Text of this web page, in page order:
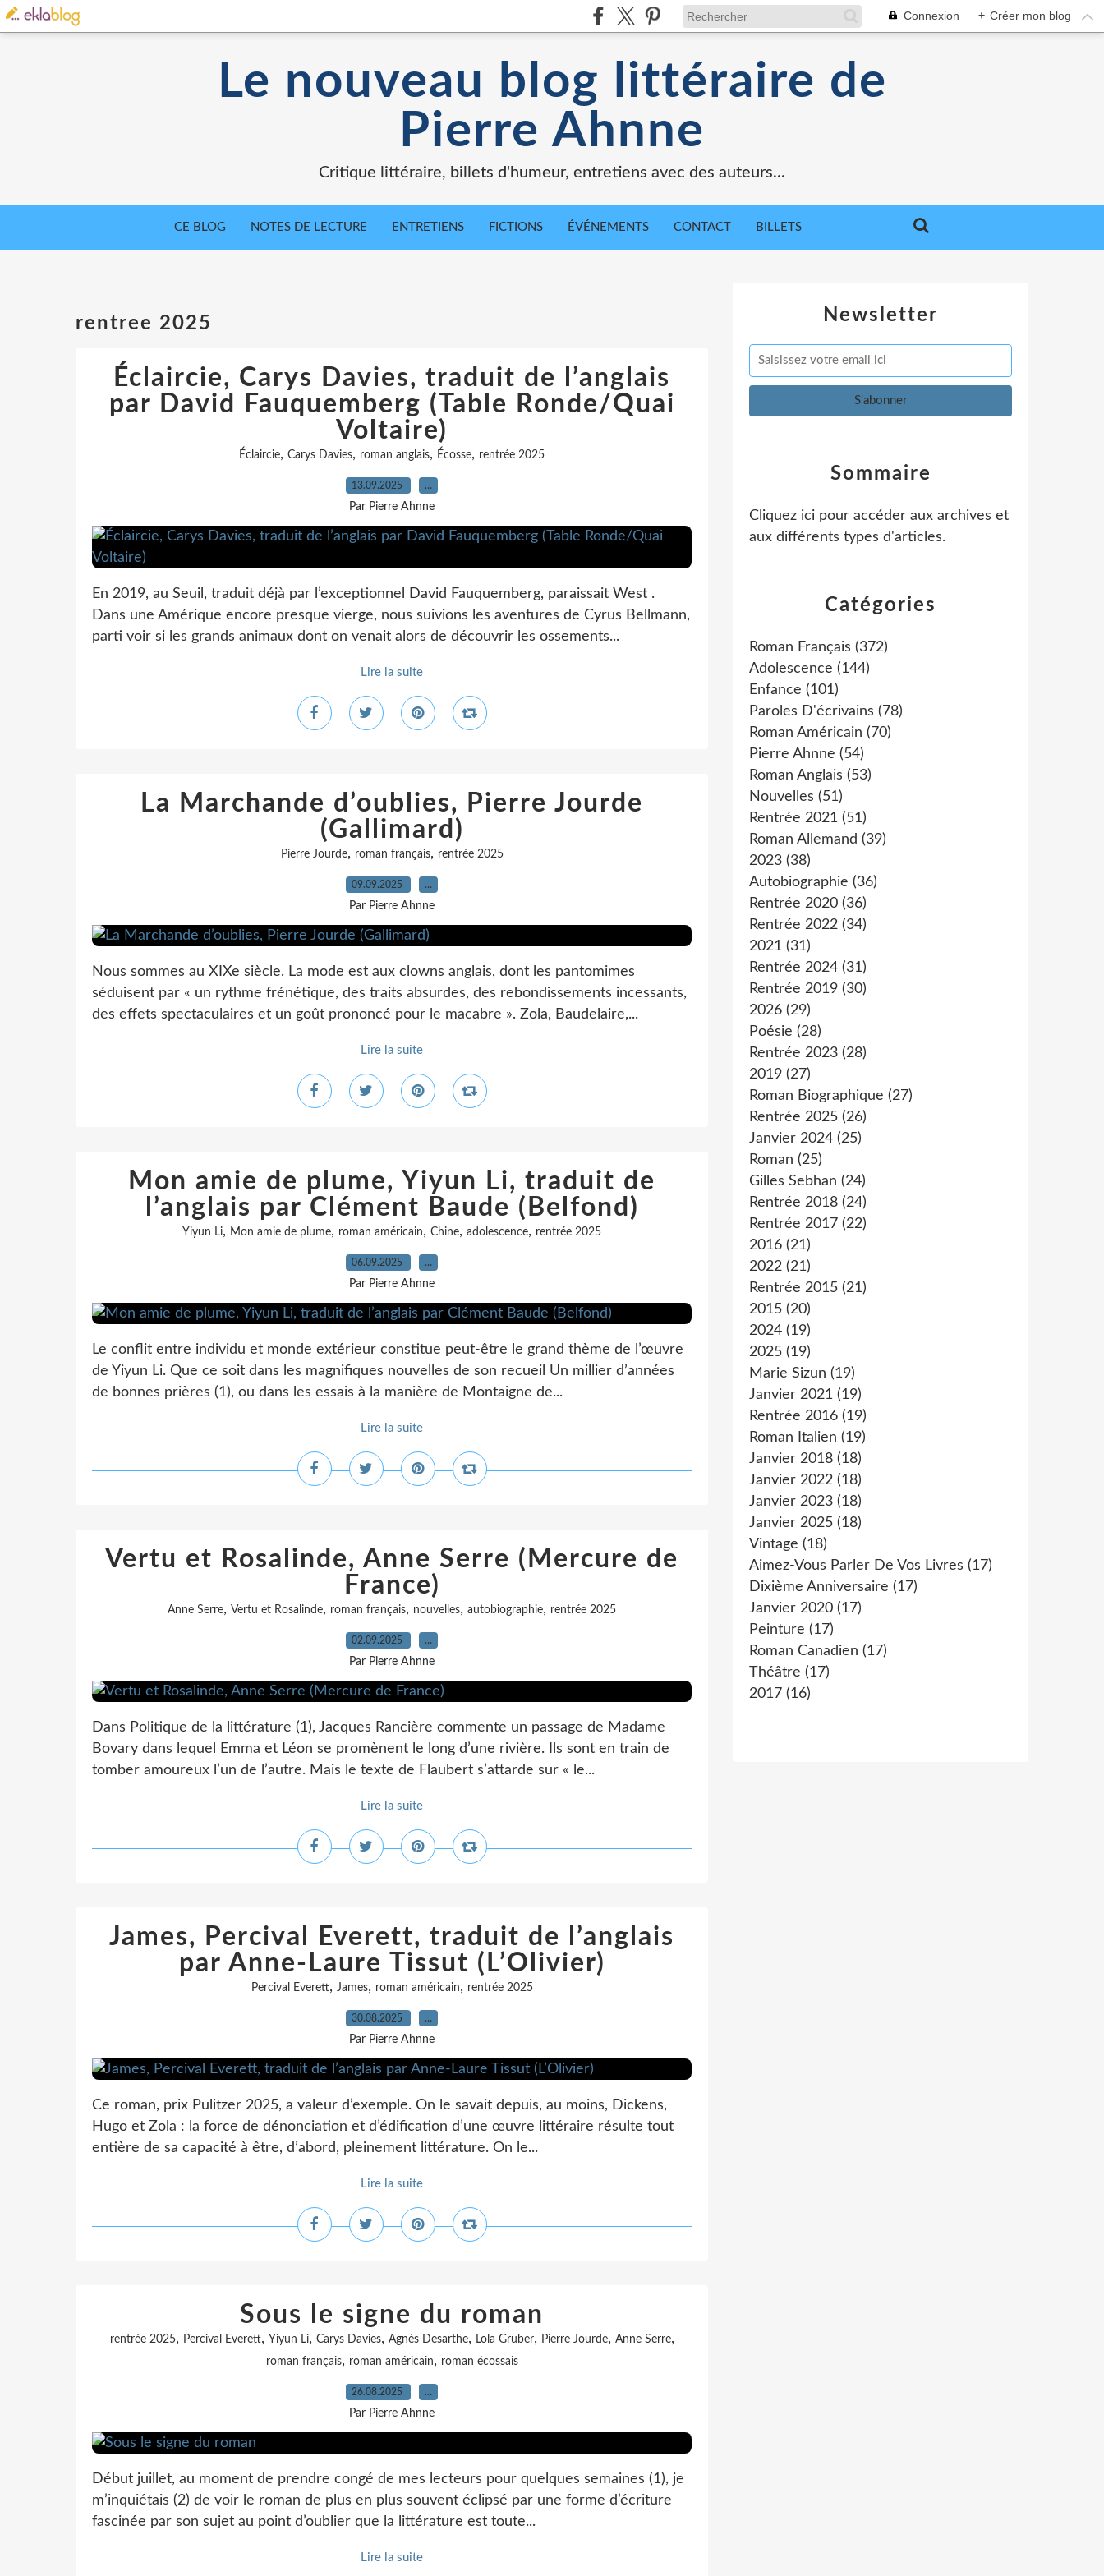
Connexion + Créer mon blog
Le nouveau blog littéraire de
Pierre Ahnne
Critique littéraire, billets d'humeur, entretiens avec des auteurs...
CE BLOG NOTES DE LECTURE ENTRETIENS FICTIONS ÉVÉNEMENTS CONTACT BILLETS
rentree 2025
Éclaircie, Carys Davies, traduit de l’anglais
par David Fauquemberg (Table Ronde/Quai
Voltaire)
Éclaircie, Carys Davies, roman anglais, Écosse, rentrée 2025
13.09.2025 …
Par Pierre Ahnne
En 2019, au Seuil, traduit déjà par l’exceptionnel David Fauquemberg, paraissait West .
Dans une Amérique encore presque vierge, nous suivions les aventures de Cyrus Bellmann,
parti voir si les grands animaux dont on venait alors de découvrir les ossements...
Lire la suite
La Marchande d’oublies, Pierre Jourde
(Gallimard)
Pierre Jourde, roman français, rentrée 2025
09.09.2025 …
Par Pierre Ahnne
Nous sommes au XIXe siècle. La mode est aux clowns anglais, dont les pantomimes
séduisent par « un rythme frénétique, des traits absurdes, des rebondissements incessants,
des effets spectaculaires et un goût prononcé pour le macabre ». Zola, Baudelaire,...
Lire la suite
Mon amie de plume, Yiyun Li, traduit de
l’anglais par Clément Baude (Belfond)
Yiyun Li, Mon amie de plume, roman américain, Chine, adolescence, rentrée 2025
06.09.2025 …
Par Pierre Ahnne
Le conflit entre individu et monde extérieur constitue peut-être le grand thème de l’œuvre
de Yiyun Li. Que ce soit dans les magnifiques nouvelles de son recueil Un millier d’années
de bonnes prières (1), ou dans les essais à la manière de Montaigne de...
Lire la suite
Vertu et Rosalinde, Anne Serre (Mercure de
France)
Anne Serre, Vertu et Rosalinde, roman français, nouvelles, autobiographie, rentrée 2025
02.09.2025 …
Par Pierre Ahnne
Dans Politique de la littérature (1), Jacques Rancière commente un passage de Madame
Bovary dans lequel Emma et Léon se promènent le long d’une rivière. Ils sont en train de
tomber amoureux l’un de l’autre. Mais le texte de Flaubert s’attarde sur « le...
Lire la suite
James, Percival Everett, traduit de l’anglais
par Anne-Laure Tissut (L’Olivier)
Percival Everett, James, roman américain, rentrée 2025
30.08.2025 …
Par Pierre Ahnne
Ce roman, prix Pulitzer 2025, a valeur d’exemple. On le savait depuis, au moins, Dickens,
Hugo et Zola : la force de dénonciation et d’édification d’une œuvre littéraire résulte tout
entière de sa capacité à être, d’abord, pleinement littérature. On le...
Lire la suite
Sous le signe du roman
rentrée 2025, Percival Everett, Yiyun Li, Carys Davies, Agnès Desarthe, Lola Gruber, Pierre Jourde, Anne Serre,
roman français, roman américain, roman écossais
26.08.2025 …
Par Pierre Ahnne
Début juillet, au moment de prendre congé de mes lecteurs pour quelques semaines (1), je
m’inquiétais (2) de voir le roman de plus en plus souvent éclipsé par une forme d’écriture
fascinée par son sujet au point d’oublier que la littérature est toute...
Lire la suite
Newsletter
Catégories
Roman Français (372)
Adolescence (144)
Enfance (101)
Paroles D'écrivains (78)
Roman Américain (70)
Pierre Ahnne (54)
Roman Anglais (53)
Nouvelles (51)
Rentrée 2021 (51)
Roman Allemand (39)
2023 (38)
Autobiographie (36)
Rentrée 2020 (36)
Rentrée 2022 (34)
2021 (31)
Rentrée 2024 (31)
Rentrée 2019 (30)
2026 (29)
Poésie (28)
Rentrée 2023 (28)
2019 (27)
Roman Biographique (27)
Rentrée 2025 (26)
Janvier 2024 (25)
Roman (25)
Gilles Sebhan (24)
Rentrée 2018 (24)
Rentrée 2017 (22)
2016 (21)
2022 (21)
Rentrée 2015 (21)
2015 (20)
2024 (19)
2025 (19)
Marie Sizun (19)
Janvier 2021 (19)
Rentrée 2016 (19)
Roman Italien (19)
Janvier 2018 (18)
Janvier 2022 (18)
Janvier 2023 (18)
Janvier 2025 (18)
Vintage (18)
Aimez-Vous Parler De Vos Livres (17)
Dixième Anniversaire (17)
Janvier 2020 (17)
Peinture (17)
Roman Canadien (17)
Théâtre (17)
2017 (16)
Sommaire
Cliquez ici pour accéder aux archives et
aux différents types d'articles.